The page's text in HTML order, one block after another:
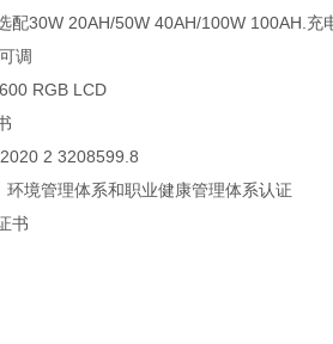
配30W 20AH/50W 40AH/100W 100AH.
调
RGB LCD
2 3208599.8
境管理体系和职业健康管理体系认证
书